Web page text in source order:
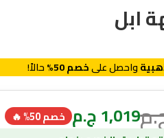
ابل
واحصل علىخصم 50% حالاً!
1,019ج.م خصم 50% 🔥